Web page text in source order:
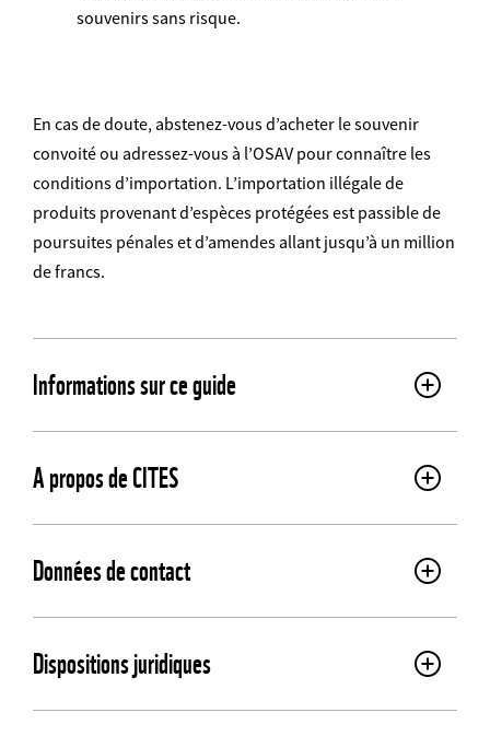
souvenirs sans risque.
En cas de doute, abstenez-vous d’acheter le souvenir
convoité ou adressez-vous à l’OSAV pour connaître les
conditions d’importation. L’importation illégale de
produits provenant d’espèces protégées est passible de
poursuites pénales et d’amendes allant jusqu’à un million
de francs.
Informations sur ce guide
A propos de CITES
Données de contact
Dispositions juridiques